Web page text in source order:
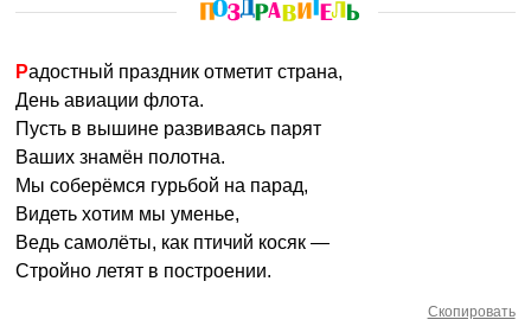
Радостный праздник отметит страна,
День авиации флота.
Пусть в вышине развиваясь парят
Ваших знамён полотна.
Мы соберёмся гурьбой на парад,
Видеть хотим мы уменье,
Ведь самолёты, как птичий косяк —
Стройно летят в построении.
Скопировать